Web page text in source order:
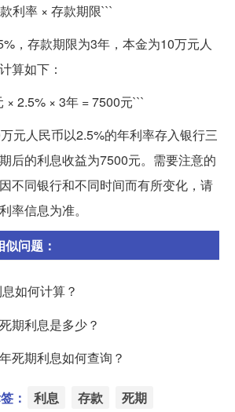
利率 × 存款期限```
，存款期限为3年，本金为10万元人
算如下：
× 2.5% × 3年 = 7500元```
元人民币以2.5%的年利率存入银行三
后的利息收益为7500元。需要注意的
不同银行和不同时间而有所变化，请
率信息为准。
问题：
如何计算？
期利息是多少？
死期利息如何查询？
： 利息 存款 死期